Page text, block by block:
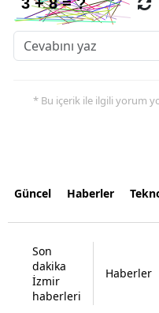
* Bu içerik ile ilgili yorum
Güncel Haberler
Son
dakika
İzmir
haberleri
Haberler